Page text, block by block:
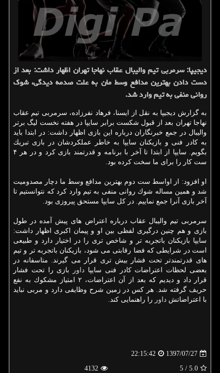
دیجیپا: سرمربی تیم والیبال عقاب نهاجا تهران اظهار داشت: بعد از
دست دادن بهترین مدافع وسط مان به علت صدمه دیدگی، شوك
روانی منفی به تیم وارد شد.
به گزارش دیجیپا به نقل از ایسنا، فرهاد نفرزاده، سرمربی تیم عقاب
نهاجا تهران بعد از قبول شكست برابر سایپا در هفته نخست لیگ برتر
والیبال در جمع خبرنگاران درباره این بازی اظهار داشت: در ابتدا باید
به كادر فنی و بازیكنان سایپا به خاطر عملكردشان در بازی تبریك
بگویم. سایپا از ابتدا تا آخر با برنامه و قدرتمند بازی كرد و در هر ۴
ست كار را برای ما سخت كرده بود.
او افزود: از اواسط ست دوم بهترین مدافع وسط ما دچار مصدومیت
شد و همین مساله شوك روانی منفی به تیم وارد كرد كه نتوانستیم تا
آخر بازی آنرا جمع نماییم. در كل سایپا مستحق پیروزی بود.
سرمربی تیم والیبال عقاب درباره اعتراض های پیش آمده در طول
بازی و هم چنین درگیری لفظی بین او و پیمان اكبری اظهار داشت:
سایپا بازیكنان باتجربه تر و شاخص تری را در اختیار دارد و طبیعی
است در شرایطی كه فضا رقابتی می شود، بازیكنان باتجربه تر و تیم
های قدرتمندتر تحت فشار بیش تری قرار می گیرند. متاسفانه در
بعضی لحظات اعتراضات كادر فنی سایپا داور
بازی را تحت فشار
قرار داد و دیدیم كه بعد از آن اعتراضات، ۲ امتیاز مشكوك به نفع
حریف گرفته شد. هر كس در زمین شرح وظایفی دارد و مربی نباید
با اعتراضاتش داور را راهنمایی كند.
1397/07/27
22:15:42
5.0
/ 5
4132